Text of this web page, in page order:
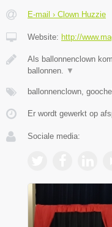
E-mail › Clown Huzzie
Website: http://
Als ballonnenclown
ballonnen. ▼
ballonnenclown,
Er wordt gewerkt op
Sociale media: